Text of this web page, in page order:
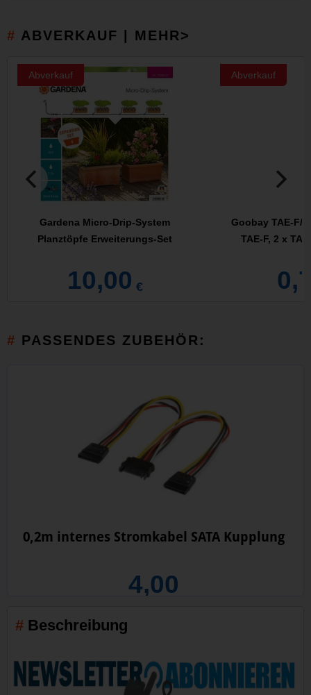
ABVERKAUF | MEHR>
Abverkauf
Gardena Micro-Drip-System
Planztöpfe Erweiterungs-Set
10,00 €
Abverkauf
Goobay TAE-F/
TAE-F, 2 x
PASSENDES ZUBEHÖR:
0,2m internes Stromkabel SATA Kupplung
4,00
Beschreibung